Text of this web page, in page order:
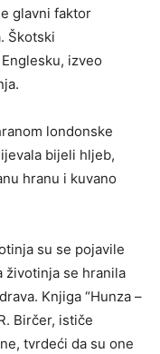
glavni faktor
Škotski
izveo
londonske
bijeli hljeb,
hranu i kuvano
su se pojavile
životinja se hranila
Knjiga “Hunza –
Birčer, ističe
tvrdeći da su one